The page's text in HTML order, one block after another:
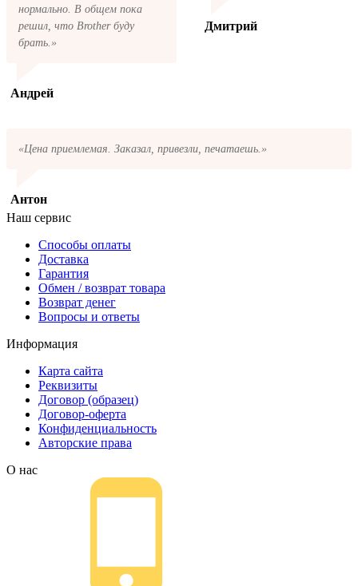
нормально. В общем пока
решил, что Brother буду
брать.»
Андрей
Дмитрий
«Цена приемлемая. Заказал, привезли, печатаешь.»
Антон
Наш сервис
Способы оплаты
Доставка
Гарантия
Обмен / возврат товара
Возврат денег
Вопросы и ответы
Информация
Карта сайта
Реквизиты
Договор (образец)
Договор-оферта
Конфиденциальность
Авторские права
О нас